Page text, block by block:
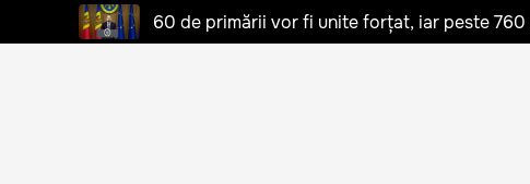
60 de primării vor fi unite forțat, iar peste